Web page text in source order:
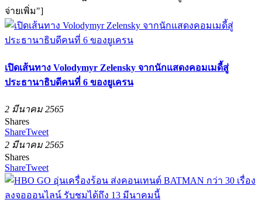
จ่ายเพิ่ม"]
เปิดเส้นทาง Volodymyr Zelensky จากนักแสดงคอมเมดี้สู่
ประธานาธิบดีคนที่ 6 ของยูเครน
2 มีนาคม 2565
Shares
ShareTweet
2 มีนาคม 2565
Shares
ShareTweet